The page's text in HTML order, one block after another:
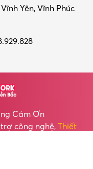
Yên, Vĩnh Phúc
Cảm Ơn
công nghệ, Thiết